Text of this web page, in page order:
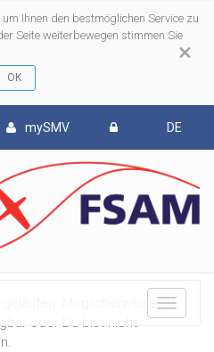
×
Ihnen den bestmöglichen Service zu
Seite weiterbewegen stimmen Sie
mySMV DE
gelaufen. Möglicherweise ist
oder Du bist nicht